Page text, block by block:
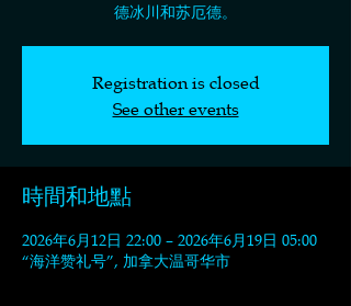
德冰川和苏厄德。
Registration is closed
See other events
時間和地點
2026年6月12日 22:00 – 2026年6月19日 05:00
“海洋赞礼号”, 加拿大温哥华市